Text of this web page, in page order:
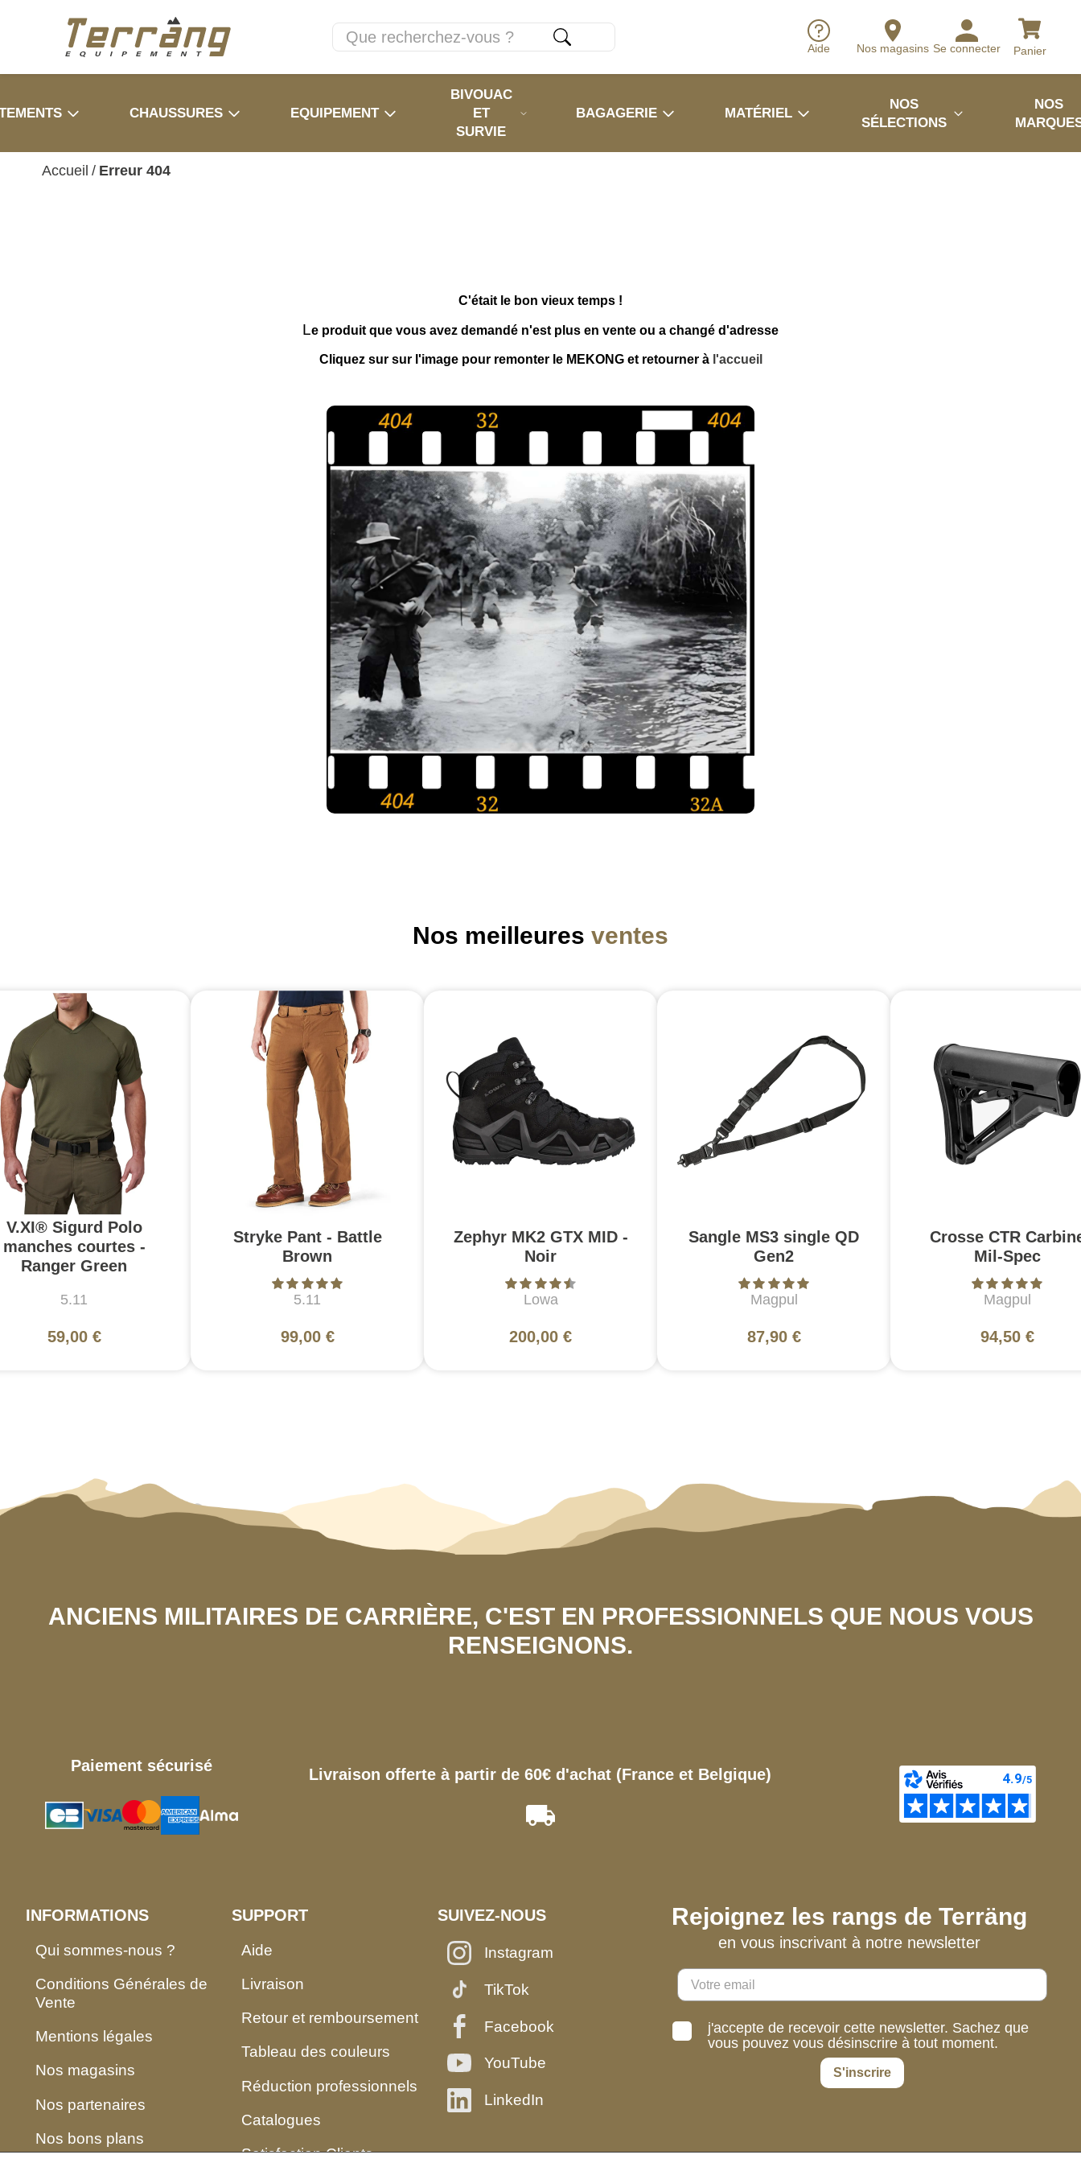
Aide Nos magasins Se connecter Panier
CHAUSSURES EQUIPEMENT
BIVOUAC
ET
SURVIE
BAGAGERIE MATÉRIEL
NOS
SÉLECTIONS
NOS
Accueil / Erreur 404
C'était le bon vieux temps !
Le produit que vous avez demandé n'est plus en vente ou a changé d'adresse
Cliquez sur sur l'image pour remonter le MEKONG et retourner à l'accueil
Nos meilleures ventes
V.XI® Sigurd Polo
manches courtes -
Ranger Green
5.11
59,00 €
Stryke Pant - Battle
Brown
5.11
99,00 €
Zephyr MK2 GTX MID -
Noir
Lowa
200,00 €
Sangle MS3 single QD
Gen2
Magpul
87,90 €
Crosse CTR
Mil-Spec
Magpul
94,50 €
ANCIENS MILITAIRES DE CARRIÈRE, C'EST EN PROFESSIONNELS QUE NOUS VOUS
RENSEIGNONS.
Paiement sécurisé Livraison offerte à partir de 60€ d'achat (France et Belgique)
INFORMATIONS
Qui sommes-nous ?
Conditions Générales de
Vente
Mentions légales
Nos magasins
Nos partenaires
Nos bons plans
SUPPORT
Aide
Livraison
Retour et remboursement
Tableau des couleurs
Réduction professionnels
Catalogues
Satisfaction Clients
SUIVEZ-NOUS
Instagram
TikTok
Facebook
YouTube
LinkedIn
Rejoignez les rangs de Terräng
en vous inscrivant à notre newsletter
j'accepte de recevoir cette newsletter. Sachez que
vous pouvez vous désinscrire à tout moment.
S'inscrire